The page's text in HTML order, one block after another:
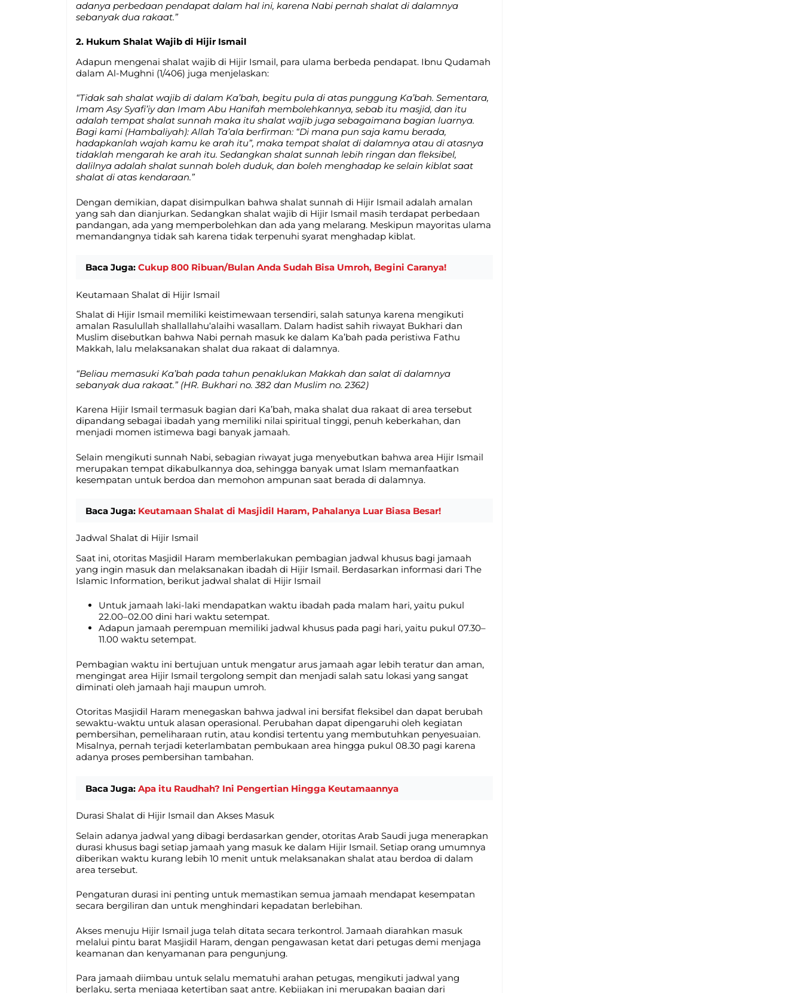
adanya perbedaan pendapat dalam hal ini, karena Nabi pernah shalat di dalamnya
sebanyak dua rakaat.”
2. Hukum Shalat Wajib di Hijir Ismail
Adapun mengenai shalat wajib di Hijir Ismail, para ulama berbeda pendapat. Ibnu Qudamah
dalam Al-Mughni (1/406) juga menjelaskan:
“Tidak sah shalat wajib di dalam Ka’bah, begitu pula di atas punggung Ka’bah. Sementara,
Imam Asy Syafi’iy dan Imam Abu Hanifah membolehkannya, sebab itu masjid, dan itu
adalah tempat shalat sunnah maka itu shalat wajib juga sebagaimana bagian luarnya.
Bagi kami (Hambaliyah): Allah Ta’ala berfirman: “Di mana pun saja kamu berada,
hadapkanlah wajah kamu ke arah itu”, maka tempat shalat di dalamnya atau di atasnya
tidaklah mengarah ke arah itu. Sedangkan shalat sunnah lebih ringan dan fleksibel,
dalilnya adalah shalat sunnah boleh duduk, dan boleh menghadap ke selain kiblat saat
shalat di atas kendaraan.”
Dengan demikian, dapat disimpulkan bahwa shalat sunnah di Hijir Ismail adalah amalan
yang sah dan dianjurkan. Sedangkan shalat wajib di Hijir Ismail masih terdapat perbedaan
pandangan, ada yang memperbolehkan dan ada yang melarang. Meskipun mayoritas ulama
memandangnya tidak sah karena tidak terpenuhi syarat menghadap kiblat.
Baca Juga: Cukup 800 Ribuan/Bulan Anda Sudah Bisa Umroh, Begini Caranya!
Keutamaan Shalat di Hijir Ismail
Shalat di Hijir Ismail memiliki keistimewaan tersendiri, salah satunya karena mengikuti
amalan Rasulullah shallallahu‘alaihi wasallam. Dalam hadist sahih riwayat Bukhari dan
Muslim disebutkan bahwa Nabi pernah masuk ke dalam Ka’bah pada peristiwa Fathu
Makkah, lalu melaksanakan shalat dua rakaat di dalamnya.
“Beliau memasuki Ka’bah pada tahun penaklukan Makkah dan salat di dalamnya
sebanyak dua rakaat.” (HR. Bukhari no. 382 dan Muslim no. 2362)
Karena Hijir Ismail termasuk bagian dari Ka’bah, maka shalat dua rakaat di area tersebut
dipandang sebagai ibadah yang memiliki nilai spiritual tinggi, penuh keberkahan, dan
menjadi momen istimewa bagi banyak jamaah.
Selain mengikuti sunnah Nabi, sebagian riwayat juga menyebutkan bahwa area Hijir Ismail
merupakan tempat dikabulkannya doa, sehingga banyak umat Islam memanfaatkan
kesempatan untuk berdoa dan memohon ampunan saat berada di dalamnya.
Baca Juga: Keutamaan Shalat di Masjidil Haram, Pahalanya Luar Biasa Besar!
Jadwal Shalat di Hijir Ismail
Saat ini, otoritas Masjidil Haram memberlakukan pembagian jadwal khusus bagi jamaah
yang ingin masuk dan melaksanakan ibadah di Hijir Ismail. Berdasarkan informasi dari The
Islamic Information, berikut jadwal shalat di Hijir Ismail
Untuk jamaah laki-laki mendapatkan waktu ibadah pada malam hari, yaitu pukul
22.00–02.00 dini hari waktu setempat.
Adapun jamaah perempuan memiliki jadwal khusus pada pagi hari, yaitu pukul 07.30–
11.00 waktu setempat.
Pembagian waktu ini bertujuan untuk mengatur arus jamaah agar lebih teratur dan aman,
mengingat area Hijir Ismail tergolong sempit dan menjadi salah satu lokasi yang sangat
diminati oleh jamaah haji maupun umroh.
Otoritas Masjidil Haram menegaskan bahwa jadwal ini bersifat fleksibel dan dapat berubah
sewaktu-waktu untuk alasan operasional. Perubahan dapat dipengaruhi oleh kegiatan
pembersihan, pemeliharaan rutin, atau kondisi tertentu yang membutuhkan penyesuaian.
Misalnya, pernah terjadi keterlambatan pembukaan area hingga pukul 08.30 pagi karena
adanya proses pembersihan tambahan.
Baca Juga: Apa itu Raudhah? Ini Pengertian Hingga Keutamaannya
Durasi Shalat di Hijir Ismail dan Akses Masuk
Selain adanya jadwal yang dibagi berdasarkan gender, otoritas Arab Saudi juga menerapkan
durasi khusus bagi setiap jamaah yang masuk ke dalam Hijir Ismail. Setiap orang umumnya
diberikan waktu kurang lebih 10 menit untuk melaksanakan shalat atau berdoa di dalam
area tersebut.
Pengaturan durasi ini penting untuk memastikan semua jamaah mendapat kesempatan
secara bergiliran dan untuk menghindari kepadatan berlebihan.
Akses menuju Hijir Ismail juga telah ditata secara terkontrol. Jamaah diarahkan masuk
melalui pintu barat Masjidil Haram, dengan pengawasan ketat dari petugas demi menjaga
keamanan dan kenyamanan para pengunjung.
Para jamaah diimbau untuk selalu mematuhi arahan petugas, mengikuti jadwal yang
berlaku, serta menjaga ketertiban saat antre. Kebijakan ini merupakan bagian dari